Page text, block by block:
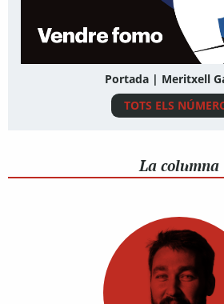
Portada | Meritxell
TOTS ELS
La columna